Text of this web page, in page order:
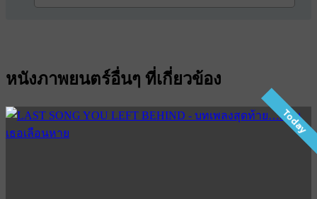
หนังภาพยนตร์อื่นๆ ที่เกี่ยวข้อง
Today